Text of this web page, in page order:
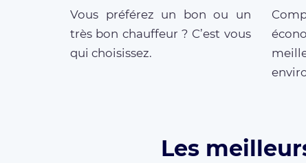
Vous préférez un bon ou un
très bon chauffeur ? C’est vous
qui choisissez.
Les